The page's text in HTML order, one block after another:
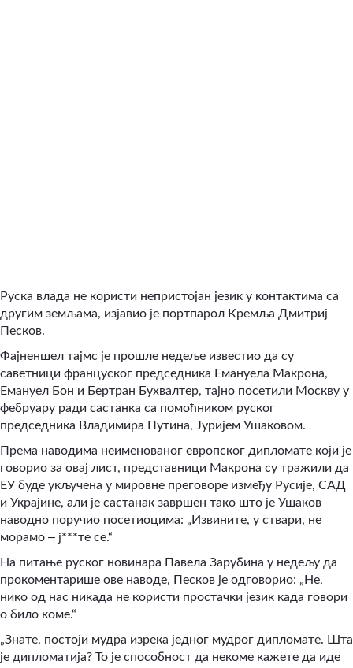
Руска влада не користи непристојан језик у контактима са
другим земљама, изјавио је портпарол Кремља Дмитриј
Песков.
Фајненшел тајмс је прошле недеље известио да су
саветници француског председника Емануела Макрона,
Емануел Бон и Бертран Бухвалтер, тајно посетили Москву у
фебруару ради састанка са помоћником руског
председника Владимира Путина, Јуријем Ушаковом.
Према наводима неименованог европског дипломате који је
говорио за овај лист, представници Макрона су тражили да
ЕУ буде укључена у мировне преговоре између Русије, САД
и Украјине, али је састанак завршен тако што је Ушаков
наводно поручио посетиоцима: „Извините, у ствари, не
морамо – ј***те се.“
На питање руског новинара Павела Зарубина у недељу да
прокоментарише ове наводе, Песков је одговорио: „Не,
нико од нас никада не користи простачки језик када говори
о било коме.“
„Знате, постоји мудра изрека једног мудрог дипломате. Шта
је дипломатија? То је способност да некоме кажете да иде